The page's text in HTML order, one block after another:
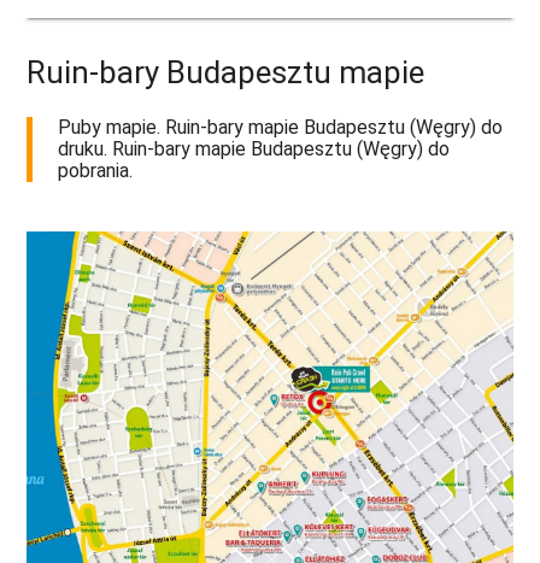
Ruin-bary Budapesztu mapie
Puby mapie. Ruin-bary mapie Budapesztu (Węgry) do
druku. Ruin-bary mapie Budapesztu (Węgry) do
pobrania.